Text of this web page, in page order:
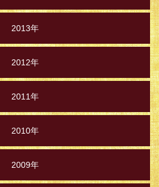
2013年
2012年
2011年
2010年
2009年